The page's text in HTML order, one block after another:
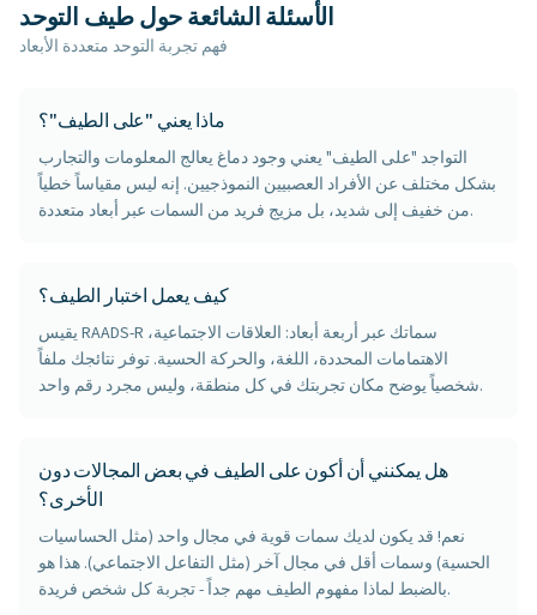
الأسئلة الشائعة حول طيف التوحد
فهم تجربة التوحد متعددة الأبعاد
ماذا يعني "على الطيف"؟
التواجد "على الطيف" يعني وجود دماغ يعالج المعلومات والتجارب
بشكل مختلف عن الأفراد العصبيين النموذجيين. إنه ليس مقياساً خطياً
من خفيف إلى شديد، بل مزيج فريد من السمات عبر أبعاد متعددة.
كيف يعمل اختبار الطيف؟
يقيس RAADS-R سماتك عبر أربعة أبعاد: العلاقات الاجتماعية،
الاهتمامات المحددة، اللغة، والحركة الحسية. توفر نتائجك ملفاً
شخصياً يوضح مكان تجربتك في كل منطقة، وليس مجرد رقم واحد.
هل يمكنني أن أكون على الطيف في بعض المجالات دون
الأخرى؟
نعم! قد يكون لديك سمات قوية في مجال واحد (مثل الحساسيات
الحسية) وسمات أقل في مجال آخر (مثل التفاعل الاجتماعي). هذا هو
بالضبط لماذا مفهوم الطيف مهم جداً - تجربة كل شخص فريدة.